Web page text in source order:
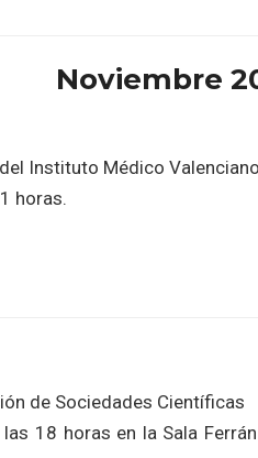
Noviembre
Instituto Médico
horas.
de Sociedades Científicas
18 horas en la Sala